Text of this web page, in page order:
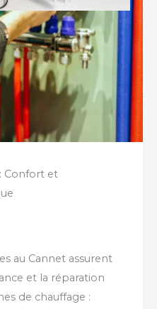
Confort et
au Cannet assurent
et la réparation
de chauffage :